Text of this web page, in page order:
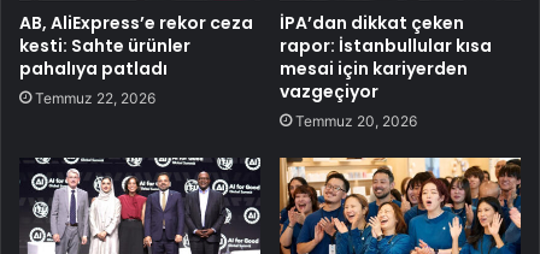
AB, AliExpress’e rekor ceza
kesti: Sahte ürünler
pahalıya patladı
Temmuz 22, 2026
İPA’dan dikkat çeken
rapor: İstanbullular kısa
mesai için kariyerden
vazgeçiyor
Temmuz 20, 2026